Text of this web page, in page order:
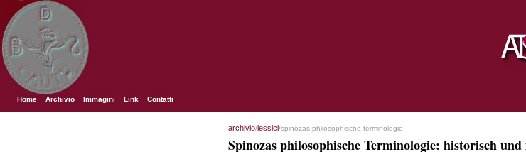
Home Archivio Immagini Link Contatti
archivio/lessici/spinozas philosophische terminologie
Spinozas philosophische Terminologie: historisch